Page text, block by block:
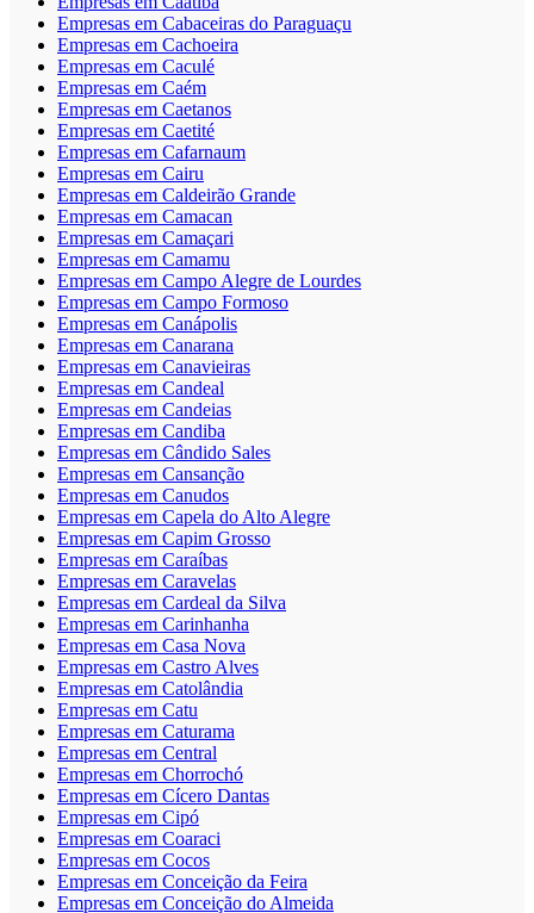
Empresas em Cabaceiras do Paraguaçu
Empresas em Cachoeira
Empresas em Caculé
Empresas em Caém
Empresas em Caetanos
Empresas em Caetité
Empresas em Cafarnaum
Empresas em Cairu
Empresas em Caldeirão Grande
Empresas em Camacan
Empresas em Camaçari
Empresas em Camamu
Empresas em Campo Alegre de Lourdes
Empresas em Campo Formoso
Empresas em Canápolis
Empresas em Canarana
Empresas em Canavieiras
Empresas em Candeal
Empresas em Candeias
Empresas em Candiba
Empresas em Cândido Sales
Empresas em Cansanção
Empresas em Canudos
Empresas em Capela do Alto Alegre
Empresas em Capim Grosso
Empresas em Caraíbas
Empresas em Caravelas
Empresas em Cardeal da Silva
Empresas em Carinhanha
Empresas em Casa Nova
Empresas em Castro Alves
Empresas em Catolândia
Empresas em Catu
Empresas em Caturama
Empresas em Central
Empresas em Chorrochó
Empresas em Cícero Dantas
Empresas em Cipó
Empresas em Coaraci
Empresas em Cocos
Empresas em Conceição da Feira
Empresas em Conceição do Almeida